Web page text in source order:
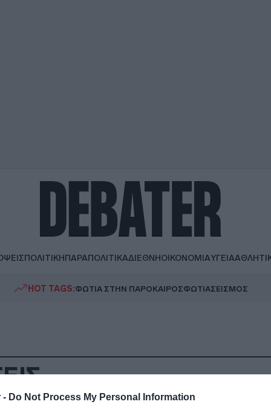
- Do Not Process My Personal Information
ΠΟΛΙΤΙΚΗΠΑΡΑΠΟΛΙΤΙΚΑΔΙΕΘΝΗΟΙΚΟΝΟΜΙΑΥΓΕΙΑ
HOT TAGS:ΦΩΤΙΑ ΣΤΗΝ ΠΑΡΟΚΑΙΡΟΣΦΩΤΙΑΣΕΙΣΜΟΣ